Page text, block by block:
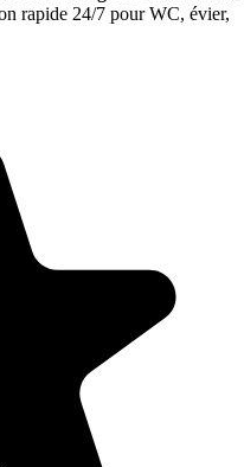
rapide 24/7 pour WC, évier,